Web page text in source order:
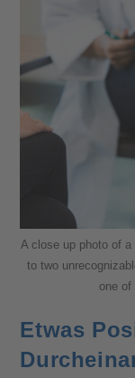
A close up photo of
to two
one
Etwas